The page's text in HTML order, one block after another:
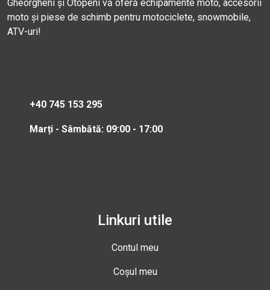
Gheorgheni și Otopeni vă oferă echipamente moto, accesorii
moto și piese de schimb pentru motociclete, snowmobile,
ATV-uri!
+40 745 153 295
Marți - Sâmbătă: 09:00 - 17:00
Linkuri utile
Contul meu
Coșul meu